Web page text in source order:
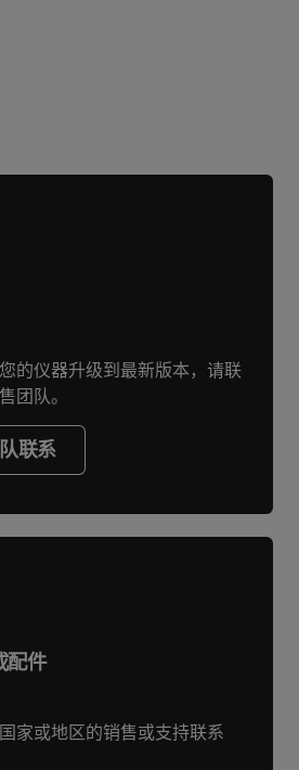
的仪器升级到最新版本，请联
团队。
联系
配件
家或地区的销售或支持联系